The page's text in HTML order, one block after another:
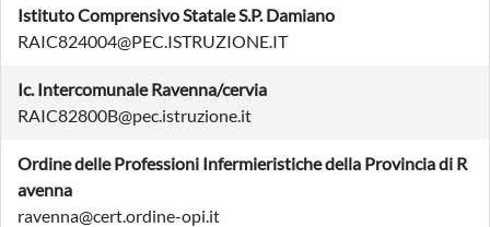
Istituto Comprensivo Statale S.P. Damiano
RAIC824004@PEC.ISTRUZIONE.IT
Ic. Intercomunale Ravenna/cervia
RAIC82800B@pec.istruzione.it
Ordine delle Professioni Infermieristiche della Provincia di R
avenna
ravenna@cert.ordine-opi.it